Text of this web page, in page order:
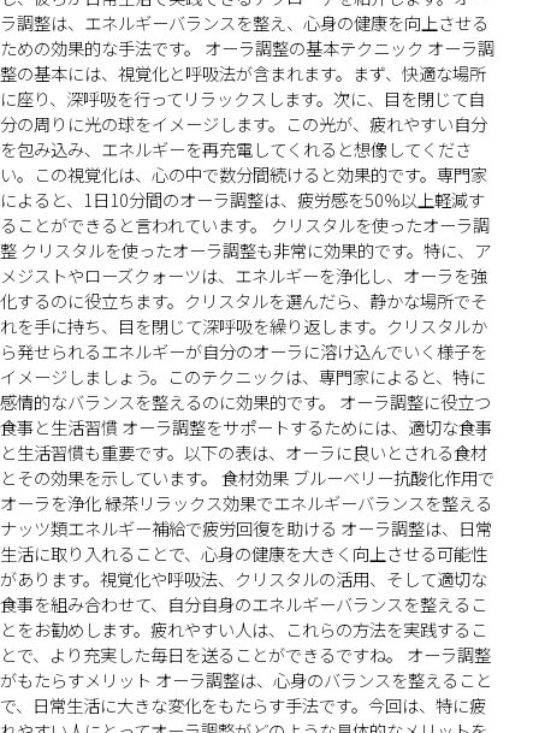
ラ調整は、エネルギーバランスを整え、心身の健康を向上させる
ための効果的な手法です。 オーラ調整の基本テクニック オーラ調
整の基本には、視覚化と呼吸法が含まれます。まず、快適な場所
に座り、深呼吸を行ってリラックスします。次に、目を閉じて自
分の周りに光の球をイメージします。この光が、疲れやすい自分
を包み込み、エネルギーを再充電してくれると想像してくださ
い。この視覚化は、心の中で数分間続けると効果的です。専門家
によると、1日10分間のオーラ調整は、疲労感を50％以上軽減す
ることができると言われています。 クリスタルを使ったオーラ調
整 クリスタルを使ったオーラ調整も非常に効果的です。特に、ア
メジストやローズクォーツは、エネルギーを浄化し、オーラを強
化するのに役立ちます。クリスタルを選んだら、静かな場所でそ
れを手に持ち、目を閉じて深呼吸を繰り返します。クリスタルか
ら発せられるエネルギーが自分のオーラに溶け込んでいく様子を
イメージしましょう。このテクニックは、専門家によると、特に
感情的なバランスを整えるのに効果的です。 オーラ調整に役立つ
食事と生活習慣 オーラ調整をサポートするためには、適切な食事
と生活習慣も重要です。以下の表は、オーラに良いとされる食材
とその効果を示しています。 食材効果 ブルーベリー抗酸化作用で
オーラを浄化 緑茶リラックス効果でエネルギーバランスを整える
ナッツ類エネルギー補給で疲労回復を助ける オーラ調整は、日常
生活に取り入れることで、心身の健康を大きく向上させる可能性
があります。視覚化や呼吸法、クリスタルの活用、そして適切な
食事を組み合わせて、自分自身のエネルギーバランスを整えるこ
とをお勧めします。疲れやすい人は、これらの方法を実践するこ
とで、より充実した毎日を送ることができるですね。 オーラ調整
がもたらすメリット オーラ調整は、心身のバランスを整えること
で、日常生活に大きな変化をもたらす手法です。今回は、特に疲